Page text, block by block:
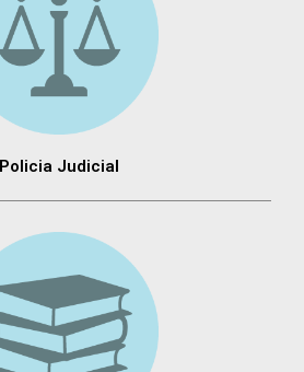
Policia Judicial